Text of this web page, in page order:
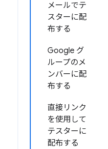
メールでテ
スターに配
布する
Google グ
ループのメ
ンバーに配
布する
直接リンク
を使用して
テスターに
配布する